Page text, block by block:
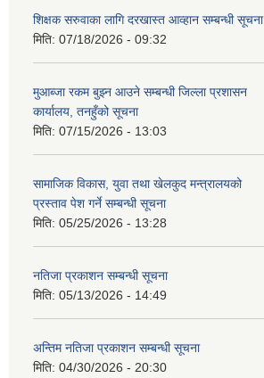
शिक्षक सरुवाका लागि दरखास्त आव्हान सम्बन्धी सूचना
मिति: 07/18/2026 - 09:32
मुआब्जा रकम बुझ्न आउने सम्बन्धी जिल्ला प्रशासन
कार्यालय, तनहुँको सूचना
मिति: 07/15/2026 - 13:03
सामाजिक विकास, युवा तथा खेलकुद मन्त्रालयको
प्रस्ताव पेश गर्ने सम्बन्धी सूचना
मिति: 05/25/2026 - 13:28
नतिजा प्रकाशन सम्बन्धी सूचना
मिति: 05/13/2026 - 14:49
अन्तिम नतिजा प्रकाशन सम्बन्धी सूचना
मिति: 04/30/2026 - 20:30